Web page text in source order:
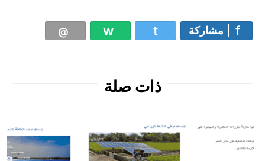
مشاركة
ذات صلة